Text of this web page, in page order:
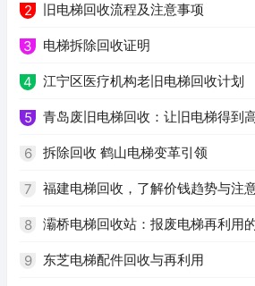
2 旧电梯回收流程及注意事项
3 电梯拆除回收证明
4 江宁区医疗机构老旧电梯回收计划
5 青岛废旧电梯回收：让旧电梯得到
6 拆除回收 鹤山电梯变革引领
7 福建电梯回收，了解价钱趋势与注
8 灞桥电梯回收站：报废电梯再利用
9 东芝电梯配件回收与再利用